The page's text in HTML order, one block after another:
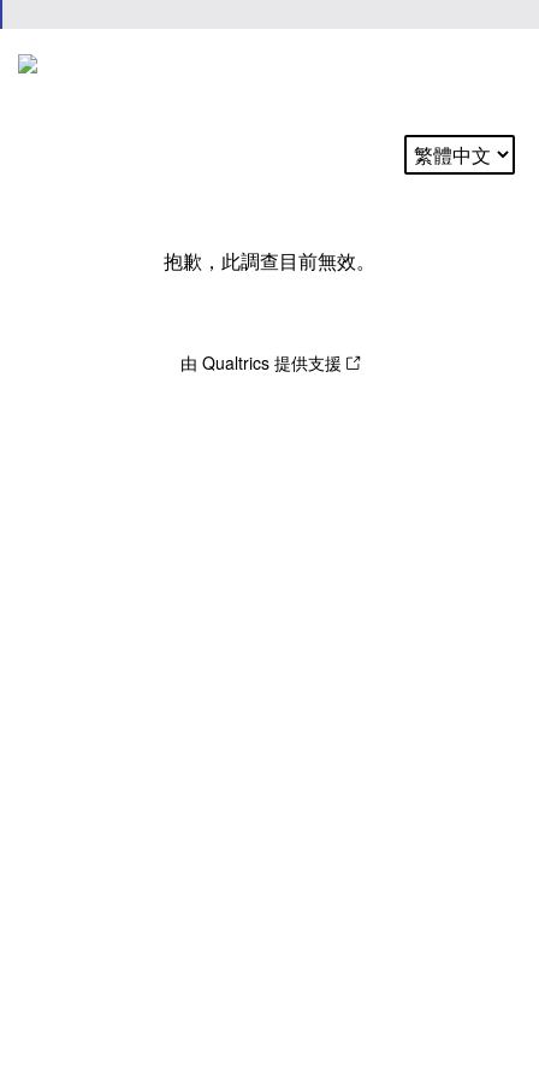
抱歉，此調查目前無效。
由 Qualtrics 提供支援